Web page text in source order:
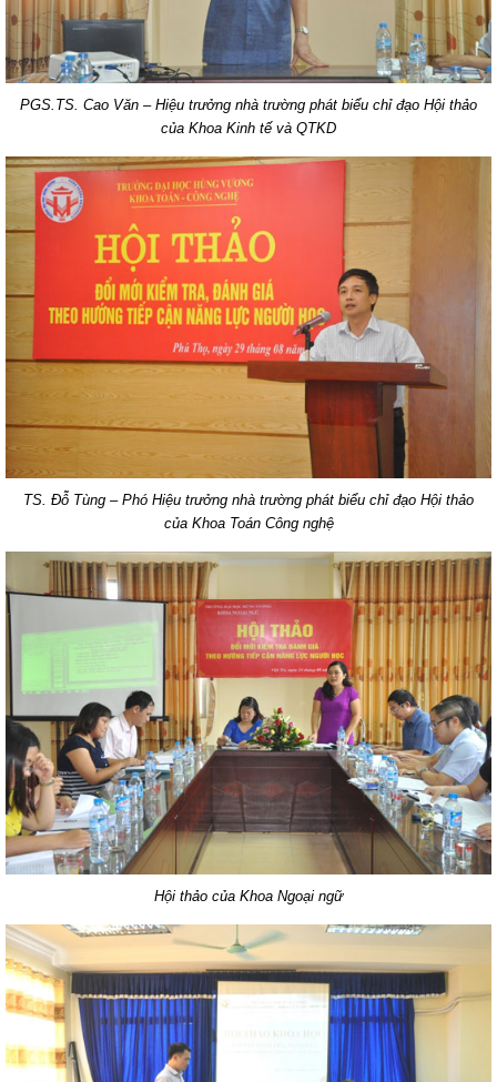
PGS.TS. Cao Văn – Hiệu trưởng nhà trường phát biểu chỉ đạo Hội thảo
của Khoa Kinh tế và QTKD
TS. Đỗ Tùng – Phó Hiệu trưởng nhà trường phát biểu chỉ đạo Hội thảo
của Khoa Toán Công nghệ
Hội thảo của Khoa Ngoại ngữ